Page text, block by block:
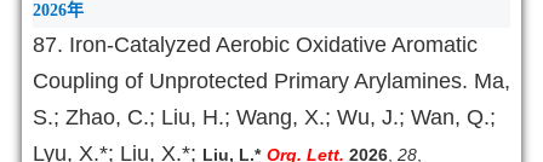
2026年
87. Iron-Catalyzed Aerobic Oxidative Aromatic
Coupling of Unprotected Primary Arylamines. Ma,
S.; Zhao, C.; Liu, H.; Wang, X.; Wu, J.; Wan, Q.;
Lyu, X.*; Liu, X.*; Liu, L.* Org. Lett. 2026, 28,